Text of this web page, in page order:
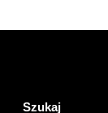
Szukaj